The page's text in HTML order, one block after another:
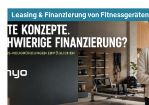
Leasing & Finanzierung von Fitnessgeräten